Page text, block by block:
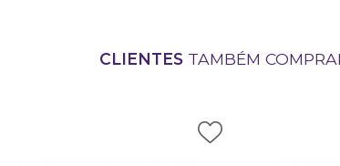
CLIENTES TAMBÉM